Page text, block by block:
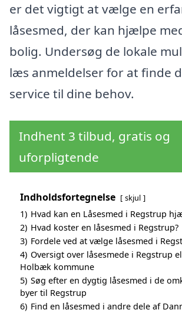
er det vigtigt at vælge en
låsesmed, der kan hjælpe
bolig. Undersøg de lokale
læs anmeldelser for at finde
service til dine behov.
Indhent 3 tilbud, gratis og
uforpligtende
Indholdsfortegnelse skjul
1) Hvad kan en Låsesmed i Regstrup
2) Hvad koster en låsesmed i Regstrup?
3) Fordele ved at vælge låsesmed i
4) Oversigt over låsesmede i Regstrup
Holbæk kommune
5) Søg efter en dygtig låsesmed i de
byer til Regstrup
6) Find en låsesmed i andre dele af